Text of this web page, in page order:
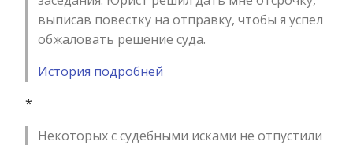
выписав повестку на отправку, чтобы я успел
обжаловать решение суда.
История подробней
*
Некоторых с судебными исками не отпустили